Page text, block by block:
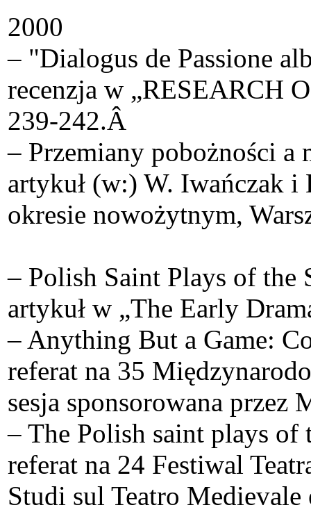
2000
– "Dialogus de Passione
recenzja w „RESEARCH
239-242.Â
– Przemiany pobożności a
artykuł (w:) W. Iwańczak
okresie nowożytnym,
– Polish Saint Plays of the
artykuł w „The Early
– Anything But a Game:
referat na 35
sesja sponsorowana przez
– The Polish saint plays of
referat na 24 Festiwal
Studi sul Teatro